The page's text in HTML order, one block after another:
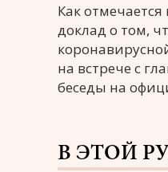
Как
доклад о том,
на встрече с
беседы на
В ЭТОЙ